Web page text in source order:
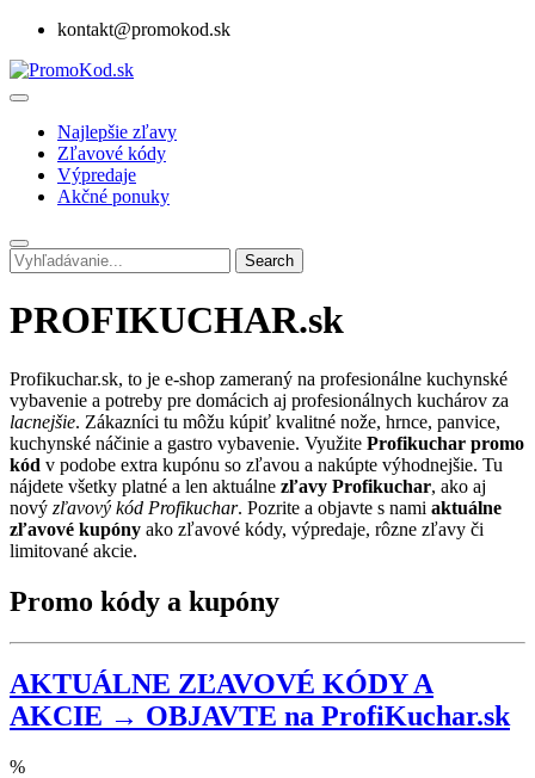
kontakt@promokod.sk
Najlepšie zľavy
Zľavové kódy
Výpredaje
Akčné ponuky
Search
PROFIKUCHAR.sk
Profikuchar.sk, to je e-shop zameraný na profesionálne kuchynské
vybavenie a potreby pre domácich aj profesionálnych kuchárov za
lacnejšie. Zákazníci tu môžu kúpiť kvalitné nože, hrnce, panvice,
kuchynské náčinie a gastro vybavenie. Využite Profikuchar promo
kód v podobe extra kupónu so zľavou a nakúpte výhodnejšie. Tu
nájdete všetky platné a len aktuálne zľavy Profikuchar, ako aj
nový zľavový kód Profikuchar. Pozrite a objavte s nami aktuálne
zľavové kupóny ako zľavové kódy, výpredaje, rôzne zľavy či
limitované akcie.
Promo kódy a kupóny
AKTUÁLNE ZĽAVOVÉ KÓDY A
AKCIE → OBJAVTE na ProfiKuchar.sk
%